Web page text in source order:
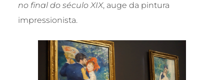
no final do século XIX, auge da pintura
impressionista.